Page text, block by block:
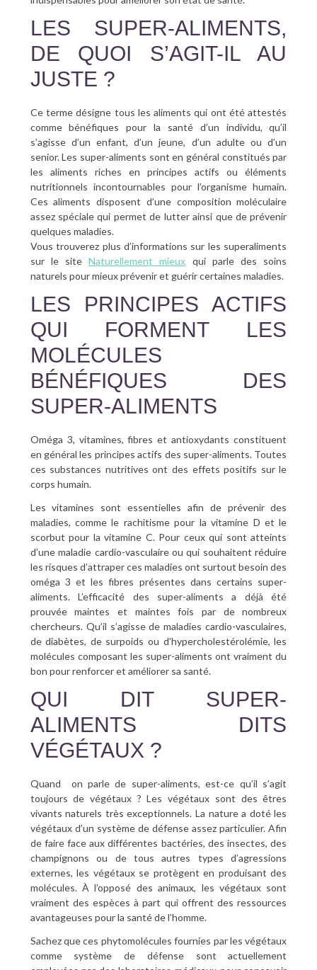
LES SUPER-ALIMENTS,
DE QUOI S’AGIT-IL AU
JUSTE ?
Ce terme désigne tous les aliments qui ont été attestés
comme bénéfiques pour la santé d’un individu, qu’il
s’agisse d’un enfant, d’un jeune, d’un adulte ou d’un
senior. Les super-aliments sont en général constitués par
les aliments riches en principes actifs ou éléments
nutritionnels incontournables pour l’organisme humain.
Ces aliments disposent d’une composition moléculaire
assez spéciale qui permet de lutter ainsi que de prévenir
quelques maladies.
Vous trouverez plus d’informations sur les superaliments
sur le siteNaturellement mieux qui parle des soins
naturels pour mieux prévenir et guérir certaines maladies.
LES PRINCIPES ACTIFS
QUI FORMENT LES
MOLÉCULES
BÉNÉFIQUES DES
SUPER-ALIMENTS
Oméga 3, vitamines, fibres et antioxydants constituent
en général les principes actifs des super-aliments. Toutes
ces substances nutritives ont des effets positifs sur le
corps humain.
Les vitamines sont essentielles afin de prévenir des
maladies, comme le rachitisme pour la vitamine D et le
scorbut pour la vitamine C. Pour ceux qui sont atteints
d’une maladie cardio-vasculaire ou qui souhaitent réduire
les risques d’attraper ces maladies ont surtout besoin des
oméga 3 et les fibres présentes dans certains super-
aliments. L’efficacité des super-aliments a déjà été
prouvée maintes et maintes fois par de nombreux
chercheurs. Qu’il s’agisse de maladies cardio-vasculaires,
de diabètes, de surpoids ou d’hypercholestérolémie, les
molécules composant les super-aliments ont vraiment du
bon pour renforcer et améliorer sa santé.
QUI DIT SUPER-
ALIMENTS DITS
VÉGÉTAUX ?
Quand on parle de super-aliments, est-ce qu’il s’agit
toujours de végétaux ? Les végétaux sont des êtres
vivants naturels très exceptionnels. La nature a doté les
végétaux d’un système de défense assez particulier. Afin
de faire face aux différentes bactéries, des insectes, des
champignons ou de tous autres types d’agressions
externes, les végétaux se protègent en produisant des
molécules. À l’opposé des animaux, les végétaux sont
vraiment des espèces à part qui offrent des ressources
avantageuses pour la santé de l’homme.
Sachez que ces phytomolécules fournies par les végétaux
comme système de défense sont actuellement